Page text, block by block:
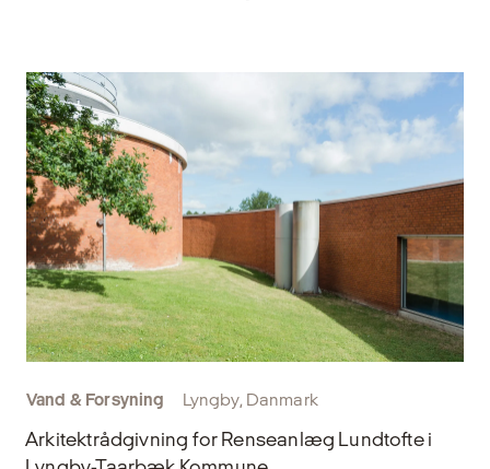
Vand & Forsyning Lyngby, Danmark
Arkitektrådgivning for Renseanlæg Lundtofte i